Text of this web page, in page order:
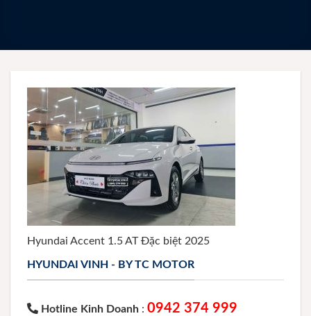
Hyundai Accent 1.5 AT Đặc biệt 2025
HYUNDAI VINH - BY TC MOTOR
Hotline Kinh Doanh : 0942 374 999